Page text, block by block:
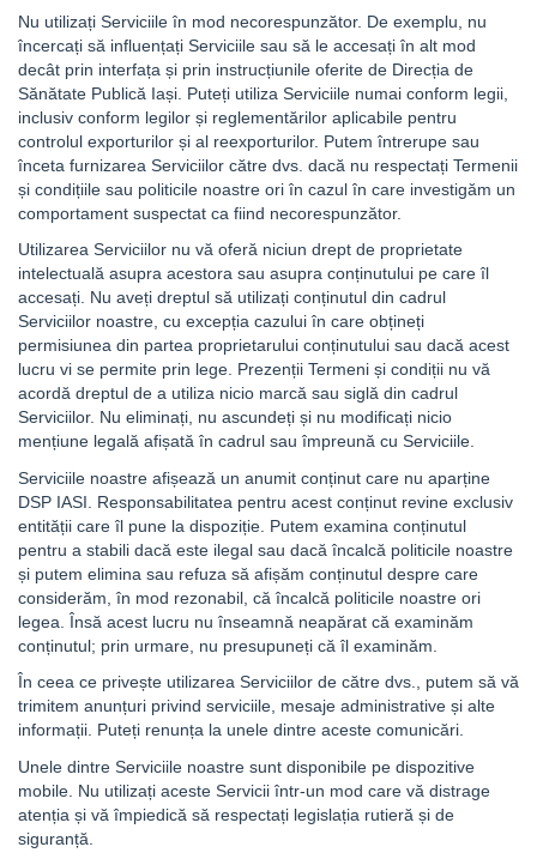
Nu utilizați Serviciile în mod necorespunzător. De exemplu, nu
încercați să influențați Serviciile sau să le accesați în alt mod
decât prin interfața și prin instrucțiunile oferite de Direcția de
Sănătate Publică Iași. Puteți utiliza Serviciile numai conform legii,
inclusiv conform legilor și reglementărilor aplicabile pentru
controlul exporturilor și al reexporturilor. Putem întrerupe sau
înceta furnizarea Serviciilor către dvs. dacă nu respectați Termenii
și condițiile sau politicile noastre ori în cazul în care investigăm un
comportament suspectat ca fiind necorespunzător.
Utilizarea Serviciilor nu vă oferă niciun drept de proprietate
intelectuală asupra acestora sau asupra conținutului pe care îl
accesați. Nu aveți dreptul să utilizați conținutul din cadrul
Serviciilor noastre, cu excepția cazului în care obțineți
permisiunea din partea proprietarului conținutului sau dacă acest
lucru vi se permite prin lege. Prezenții Termeni și condiții nu vă
acordă dreptul de a utiliza nicio marcă sau siglă din cadrul
Serviciilor. Nu eliminați, nu ascundeți și nu modificați nicio
mențiune legală afișată în cadrul sau împreună cu Serviciile.
Serviciile noastre afișează un anumit conținut care nu aparține
DSP IASI. Responsabilitatea pentru acest conținut revine exclusiv
entității care îl pune la dispoziție. Putem examina conținutul
pentru a stabili dacă este ilegal sau dacă încalcă politicile noastre
și putem elimina sau refuza să afișăm conținutul despre care
considerăm, în mod rezonabil, că încalcă politicile noastre ori
legea. Însă acest lucru nu înseamnă neapărat că examinăm
conținutul; prin urmare, nu presupuneți că îl examinăm.
În ceea ce privește utilizarea Serviciilor de către dvs., putem să vă
trimitem anunțuri privind serviciile, mesaje administrative și alte
informații. Puteți renunța la unele dintre aceste comunicări.
Unele dintre Serviciile noastre sunt disponibile pe dispozitive
mobile. Nu utilizați aceste Servicii într-un mod care vă distrage
atenția și vă împiedică să respectați legislația rutieră și de
siguranță.